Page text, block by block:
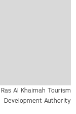
Al Khaimah Tourism
Development Authority